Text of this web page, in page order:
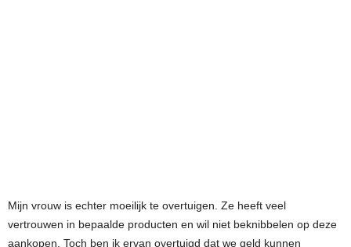
Mijn vrouw is echter moeilijk te overtuigen. Ze heeft veel
vertrouwen in bepaalde producten en wil niet beknibbelen op deze
aankopen. Toch ben ik ervan overtuigd dat we geld kunnen